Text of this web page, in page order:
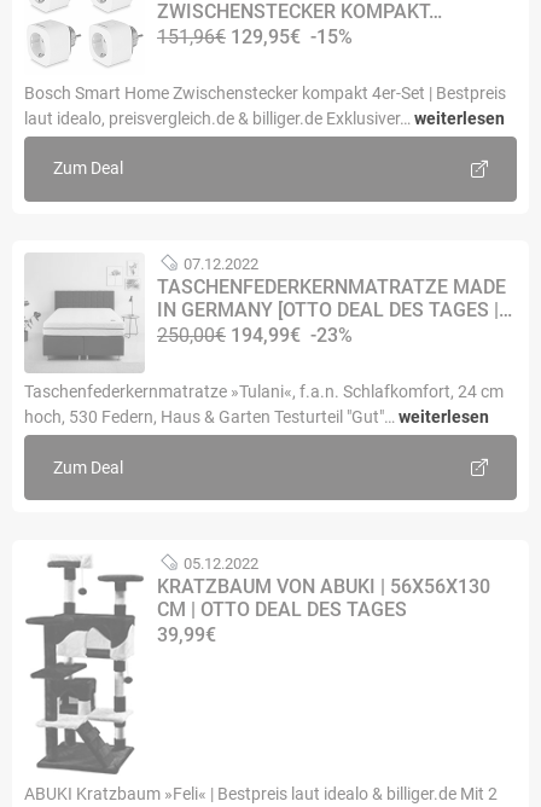
ZWISCHENSTECKER KOMPAKT…
151,96€ 129,95€ -15%
Bosch Smart Home Zwischenstecker kompakt 4er-Set | Bestpreis
laut idealo, preisvergleich.de & billiger.de Exklusiver… weiterlesen
Zum Deal
07.12.2022
TASCHENFEDERKERNMATRATZE MADE
IN GERMANY [OTTO DEAL DES TAGES |…
250,00€ 194,99€ -23%
Taschenfederkernmatratze »Tulani«, f.a.n. Schlafkomfort, 24 cm
hoch, 530 Federn, Haus & Garten Testurteil "Gut"…weiterlesen
Zum Deal
05.12.2022
KRATZBAUM VON ABUKI | 56X56X130
CM | OTTO DEAL DES TAGES
39,99€
ABUKI Kratzbaum »Feli« | Bestpreis laut idealo & billiger.de Mit 2